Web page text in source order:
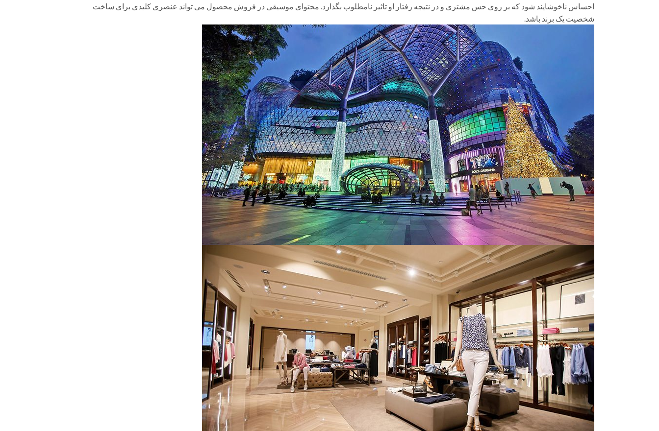
احساس ناخوشایند شود که بر روی حس مشتری و در نتیجه رفتار او تاثیر نامطلوب بگذارد. محتوای موسیقی در فروش محصول می تواند عنصری کلیدی برای ساخت
شخصیت یک برند باشد.